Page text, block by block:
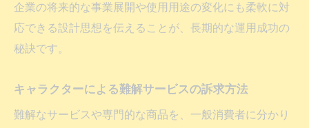
企業の将来的な事業展開や使用用途の変化にも柔軟に対
応できる設計思想を伝えることが、長期的な運用成功の
秘訣です。
キャラクターによる難解サービスの訴求方法
難解なサービスや専門的な商品を、一般消費者に分かり